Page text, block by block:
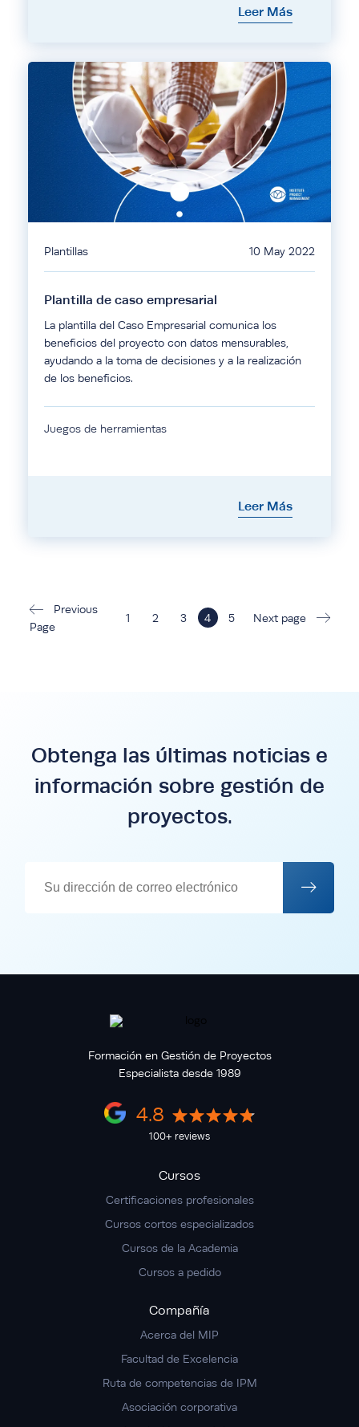
Leer Más
Plantillas 10 May 2022
Plantilla de caso empresarial
La plantilla del Caso Empresarial comunica los
beneficios del proyecto con datos mensurables,
ayudando a la toma de decisiones y a la realización
de los beneficios.
Juegos de herramientas
Leer Más
Previous
Page
1 2 3 4 5 Next page
Obtenga las últimas noticias e
información sobre gestión de
proyectos.
Formación en Gestión de Proyectos
Especialista desde 1989
4.8
100+ reviews
Cursos
Certificaciones profesionales
Cursos cortos especializados
Cursos de la Academia
Cursos a pedido
Compañía
Acerca del MIP
Facultad de Excelencia
Ruta de competencias de IPM
Asociación corporativa